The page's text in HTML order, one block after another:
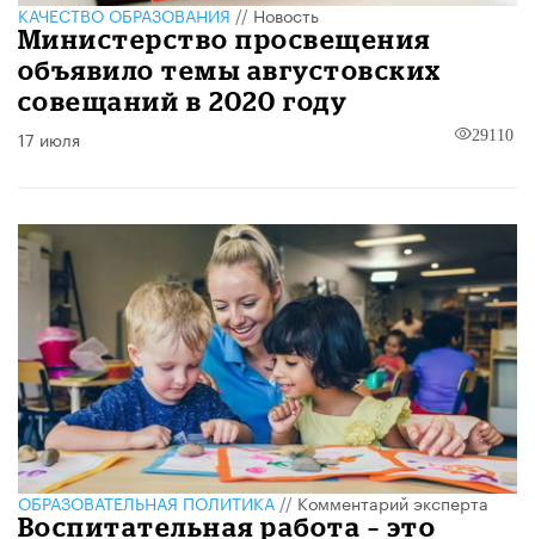
КАЧЕСТВО ОБРАЗОВАНИЯ//Новость
Министерство просвещения
объявило темы августовских
совещаний в 2020 году
17 июля 29110
ОБРАЗОВАТЕЛЬНАЯ ПОЛИТИКА//Комментарий эксперта
Воспитательная работа – это